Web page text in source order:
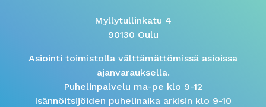
Myllytullinkatu 4
90130 Oulu
Asiointi toimistolla välttämättömissä asioissa
ajanvarauksella.
Puhelinpalvelu ma-pe klo 9-12
Isännöitsijöiden puhelinaika arkisin klo 9-10